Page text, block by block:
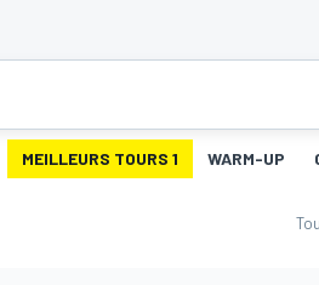
MEILLEURS TOURS 1 WARM-UP